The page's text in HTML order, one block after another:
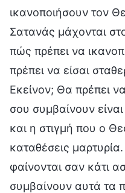
ικανοποιήσουν τον
Σατανάς μάχονται
πώς πρέπει να
πρέπει να είσαι
Εκείνον; Θα πρέπει
σου συμβαίνουν
και η στιγμή που ο
καταθέσεις
φαίνονται σαν κάτι
συμβαίνουν αυτά τα